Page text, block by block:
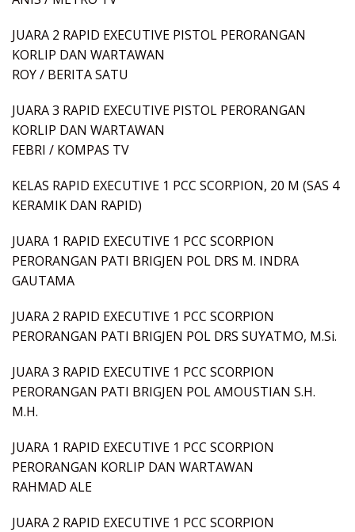
JUARA 2 RAPID EXECUTIVE PISTOL PERORANGAN
KORLIP DAN WARTAWAN
ROY / BERITA SATU
JUARA 3 RAPID EXECUTIVE PISTOL PERORANGAN
KORLIP DAN WARTAWAN
FEBRI / KOMPAS TV
KELAS RAPID EXECUTIVE 1 PCC SCORPION, 20 M (SAS 4
KERAMIK DAN RAPID)
JUARA 1 RAPID EXECUTIVE 1 PCC SCORPION
PERORANGAN PATI BRIGJEN POL DRS M. INDRA
GAUTAMA
JUARA 2 RAPID EXECUTIVE 1 PCC SCORPION
PERORANGAN PATI BRIGJEN POL DRS SUYATMO, M.Si.
JUARA 3 RAPID EXECUTIVE 1 PCC SCORPION
PERORANGAN PATI BRIGJEN POL AMOUSTIAN S.H.
M.H.
JUARA 1 RAPID EXECUTIVE 1 PCC SCORPION
PERORANGAN KORLIP DAN WARTAWAN
RAHMAD ALE
JUARA 2 RAPID EXECUTIVE 1 PCC SCORPION